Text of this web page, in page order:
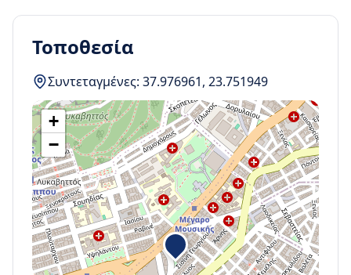
Τοποθεσία
Συντεταγμένες: 37.976961, 23.751949
+
−